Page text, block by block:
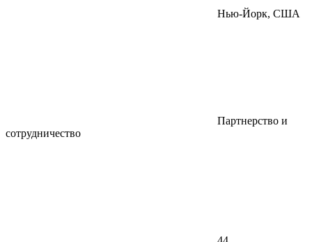
Нью-Йорк, США
Партнерство и
сотрудничество